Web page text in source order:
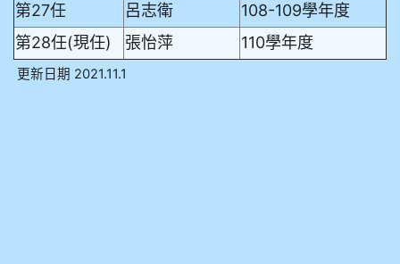
第27任
呂志衛
108-109學年度
第28任(現任)
張怡萍 110學年度
更新日期 2021.11.1